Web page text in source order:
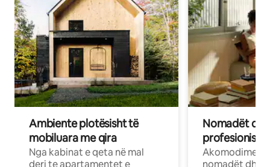
Ambiente plotësisht të
mobiluara me qira
Nga kabinat e qeta në mal
Nomadët
Akomodime